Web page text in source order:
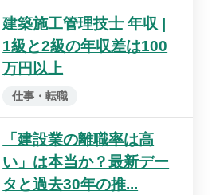
建築施工管理技士 年収 |
1級と2級の年収差は100
万円以上
仕事・転職
「建設業の離職率は高
い」は本当か？最新デー
タと過去30年の推...